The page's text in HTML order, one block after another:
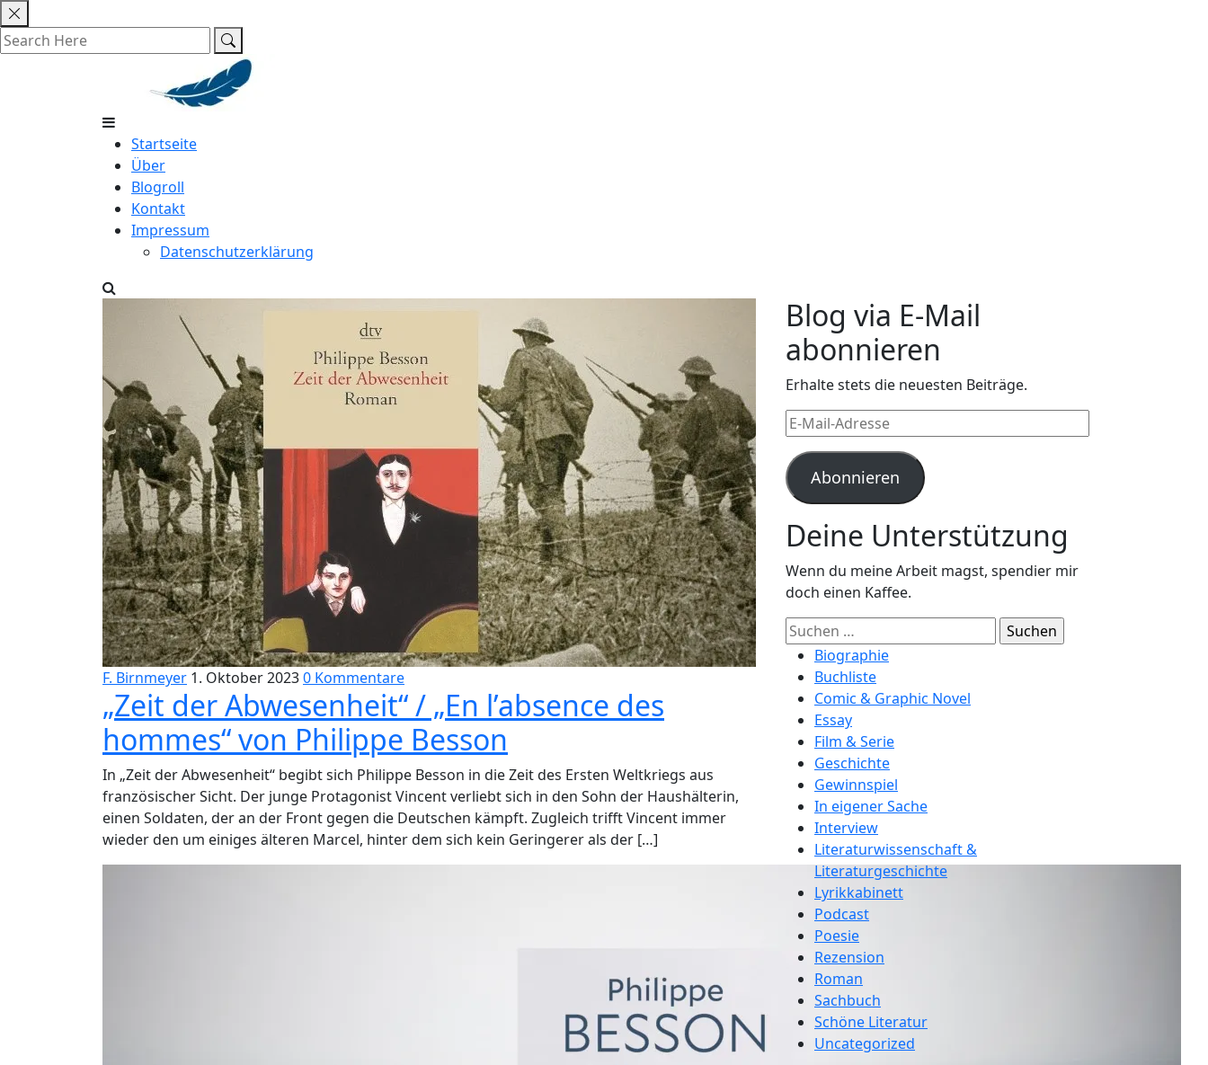
Skip
to
content
Startseite
Über
Blogroll
Kontakt
Impressum
Datenschutzerklärung
F. Birnmeyer 1. Oktober 20230 Kommentare
„Zeit der Abwesenheit“ / „En l’absence des
hommes“ von Philippe Besson
In „Zeit der Abwesenheit“ begibt sich Philippe Besson in die Zeit des Ersten Weltkriegs aus
französischer Sicht. Der junge Protagonist Vincent verliebt sich in den Sohn der Haushälterin,
einen Soldaten, der an der Front gegen die Deutschen kämpft. Zugleich trifft Vincent immer
wieder den um einiges älteren Marcel, hinter dem sich kein Geringerer als der […]
Blog via E-Mail
abonnieren
Erhalte stets die neuesten Beiträge.
E-
Mail-
Adresse
Abonnieren
Deine Unterstützung
Wenn du meine Arbeit magst, spendier mir
doch einen Kaffee.
Suchen
nach:Biographie
Buchliste
Comic & Graphic Novel
Essay
Film & Serie
Geschichte
Gewinnspiel
In eigener Sache
Interview
Literaturwissenschaft &
Literaturgeschichte
Lyrikkabinett
Podcast
Poesie
Rezension
Roman
Sachbuch
Schöne Literatur
Uncategorized